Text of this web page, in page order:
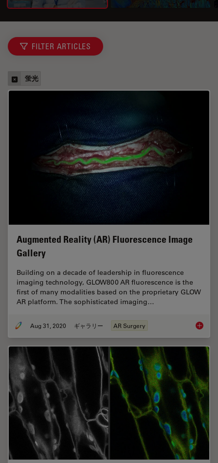
FILTER ARTICLES
蛍光
Augmented Reality (AR) Fluorescence Image
Gallery
Building on a decade of leadership in fluorescence
imaging technology, GLOW800 AR fluorescence is the
first of many modalities based on the proprietary GLOW
AR platform. The sophisticated imaging…
Aug 31, 2020 ギャラリー AR Surgery